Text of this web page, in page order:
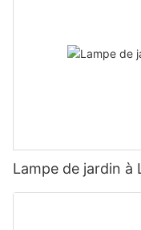
Lampe de jardin à